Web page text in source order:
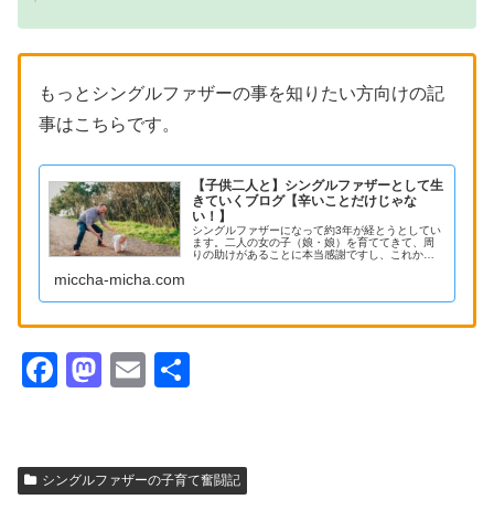
もっとシングルファザーの事を知りたい方向けの記
事はこちらです。
【子供二人と】シングルファザーとして生
きていくブログ【辛いことだけじゃな
い！】
シングルファザーになって約3年が経とうとしてい
ます。二人の女の子（娘・娘）を育ててきて、周
りの助けがあることに本当感謝ですし、これから
す。シングルの道は険しく辛いですが、子供の為
ばりましょう。シングルファザーとして生きてい
miccha-micha.com
F
e
M
o
E
シングルファザーの子育て奮闘記